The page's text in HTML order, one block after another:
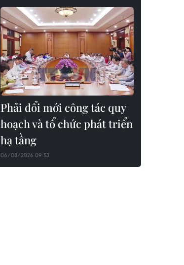
Phải đổi mới công tác quy
hoạch và tổ chức phát triển
hạ tầng
06/08/2026 09:53